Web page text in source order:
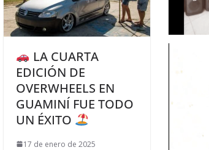
LA CUARTA
EDICIÓN DE
OVERWHEELS EN
GUAMINÍ FUE TODO
UN ÉXITO
17 de enero de 2025